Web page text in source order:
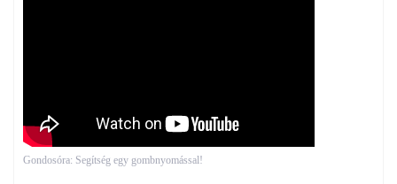
Gondosóra: Segítség egy gombnyomással!